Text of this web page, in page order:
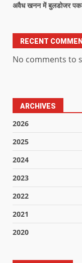
अवैध खनन में बुलडोजर पकड़े
RECENT
No comments to
ARCHIVES
2026
2025
2024
2023
2022
2021
2020